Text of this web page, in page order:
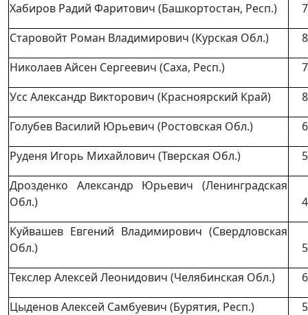
Хабиров Радий Фаритович (Башкортостан, Респ.)
Старовойт Роман Владимирович (Курская Обл.)
Николаев Айсен Сергеевич (Саха, Респ.)
Усс Александр Викторович (Красноярский Край)
Голубев Василий Юрьевич (Ростовская Обл.)
Руденя Игорь Михайлович (Тверская Обл.)
Дрозденко Александр Юрьевич (Ленинградская
Обл.)
Куйвашев Евгений Владимирович (Свердловская
Обл.)
Текслер Алексей Леонидович (Челябинская Обл.)
Цыденов Алексей Самбуевич (Бурятия, Респ.)